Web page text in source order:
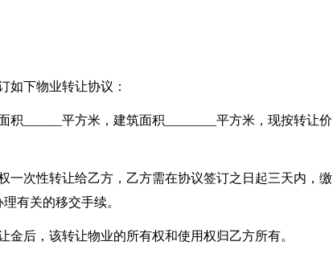
如下物业转让协议：
积______平方米，建筑面积________平方米，现按转让价
一次性转让给乙方，乙方需在协议签订之日起三天内，缴
有关的移交手续。
金后，该转让物业的所有权和使用权归乙方所有。